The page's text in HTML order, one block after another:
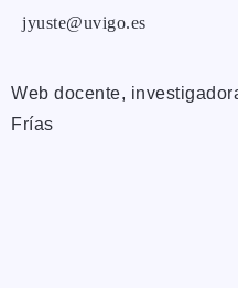
jyuste@uvigo.es
Web docente,
Frías